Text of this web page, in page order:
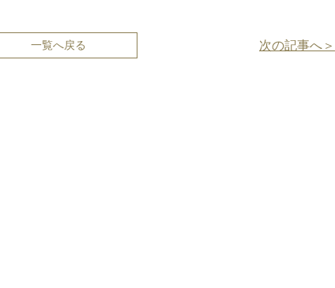
次の記事へ＞
一覧へ戻る